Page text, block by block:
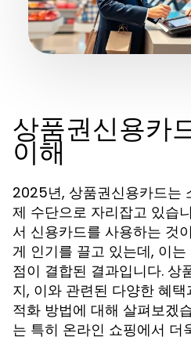
상품권신용카
이해
2025년, 상품권신용카드는
제 수단으로 자리잡고 있습
서 신용카드를 사용하는 것
게 인기를 끌고 있는데, 이
점이 결합된 결과입니다. 상
지, 이와 관련된 다양한 혜
적화 방법에 대해 살펴보겠
는 특히 온라인 쇼핑에서 더